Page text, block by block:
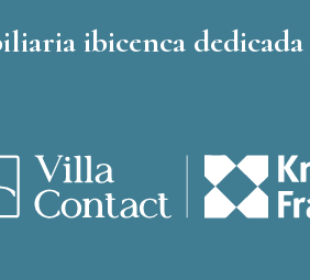
ibicenca dedicada